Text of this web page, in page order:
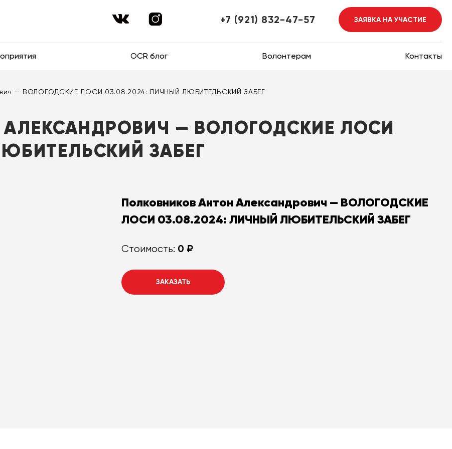
+7 (921) 832-47-57 ЗАЯВКА НА УЧАСТИЕ
OCR блог Волонтерам Контакты
— ВОЛОГОДСКИЕ ЛОСИ 03.08.2024: ЛИЧНЫЙ ЛЮБИТЕЛЬСКИЙ ЗАБЕГ
— ВОЛОГОДСКИЕ ЛОСИ
ЗАБЕГ
Полковников Антон Александрович — ВОЛОГОДСКИЕ
ЛОСИ 03.08.2024: ЛИЧНЫЙ ЛЮБИТЕЛЬСКИЙ ЗАБЕГ
Стоимость: 0 ₽
ЗАКАЗАТЬ